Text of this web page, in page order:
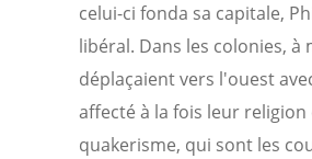
celui-ci fonda sa capitale,
libéral. Dans les colonies,
déplaçaient vers l'ouest
affecté à la fois leur
quakerisme, qui sont les